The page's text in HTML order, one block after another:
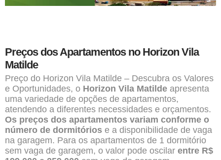
Preços dos Apartamentos no Horizon Vila
Matilde
Preço do Horizon Vila Matilde – Descubra os Valores
e Oportunidades, o Horizon Vila Matilde apresenta
uma variedade de opções de apartamentos,
atendendo a diferentes necessidades e orçamentos.
Os preços dos apartamentos variam conforme o
número de dormitórios e a disponibilidade de vaga
na garagem. Para os apartamentos de 1 dormitório
sem vaga de garagem, o valor pode oscilar entre R$